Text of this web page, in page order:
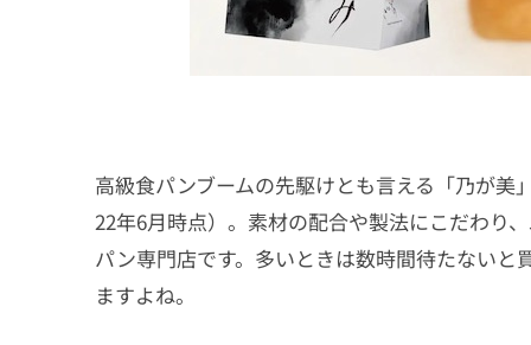
高級食パンブームの先駆けとも言える「乃が美
22年6月時点）。素材の配合や製法にこだわり
パン専門店です。多いときは数時間待たない
ますよね。